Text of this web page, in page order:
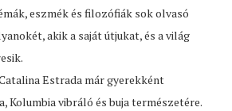
eszmék és filozófiák sok olvasó
akik a saját útjukat, és a világ
Estrada már gyerekként
Kolumbia vibráló és buja természetére.